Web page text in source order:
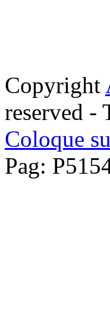
Copyright
reserved -
Coloque
Pag: